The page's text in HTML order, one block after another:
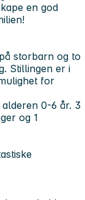
en god
storbarn og to
Stillingen er i
for
alderen 0-6 år. 3
og 1